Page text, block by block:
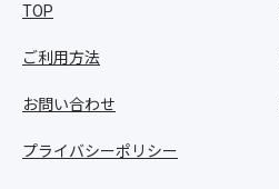
TOP
ご利用方法
お問い合わせ
プライバシーポリシー